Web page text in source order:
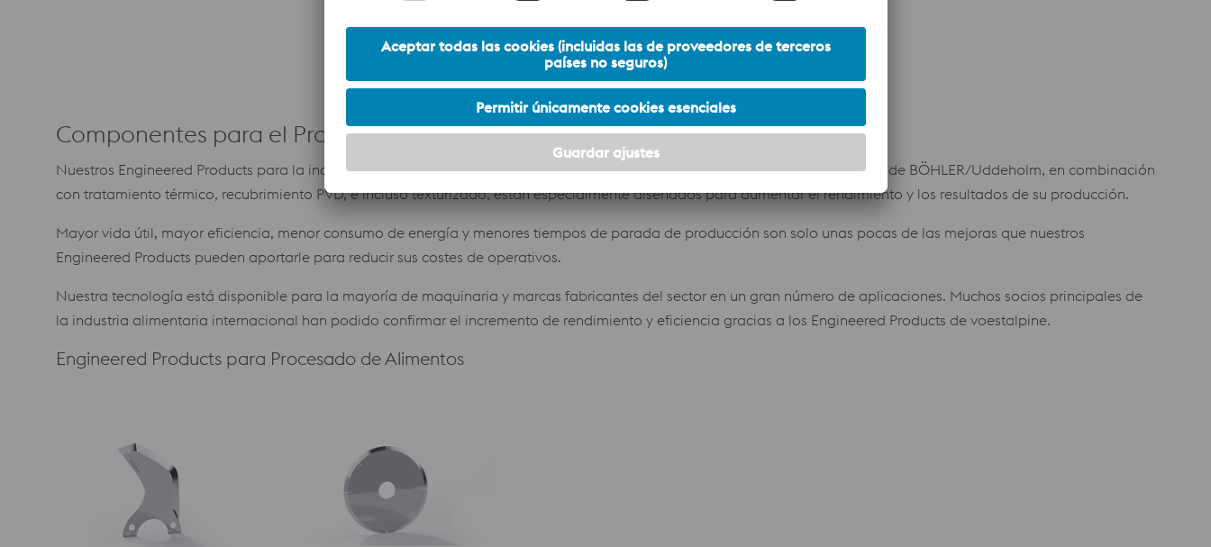
Componentes para el Procesado de Alimentos
Nuestros Engineered Products para la industria alimentaria están hechos para durar. Fabricados con nuestros aceros premium de BÖHLER/Uddeholm, en combinación
con tratamiento térmico, recubrimiento PVD, e incluso texturizado, están especialmente diseñados para aumentar el rendimiento y los resultados de su producción.
Mayor vida útil, mayor eficiencia, menor consumo de energía y menores tiempos de parada de producción son solo unas pocas de las mejoras que nuestros
Engineered Products pueden aportarle para reducir sus costes de operativos.
Nuestra tecnología está disponible para la mayoría de maquinaria y marcas fabricantes del sector en un gran número de aplicaciones. Muchos socios principales de
la industria alimentaria internacional han podido confirmar el incremento de rendimiento y eficiencia gracias a los Engineered Products de voestalpine.
Engineered Products para Procesado de Alimentos